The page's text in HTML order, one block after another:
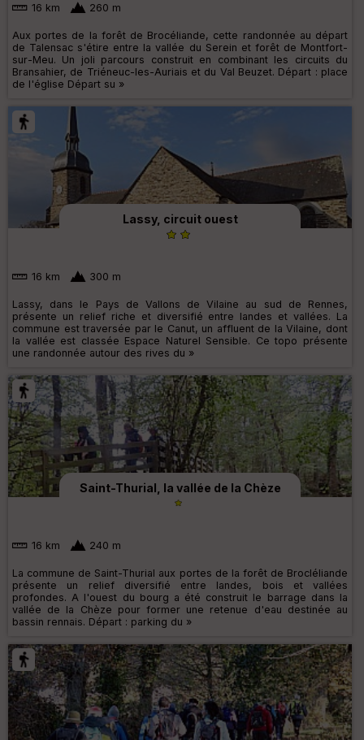
16 km 260 m
Aux portes de la forêt de Brocéliande, cette randonnée au départ
de Talensac s'étire entre la vallée du Serein et forêt de Montfort-
sur-Meu. Un joli parcours construit en combinant les circuits du
Bransahier, de Triéneuc-les-Auriais et du Val Beuzet. Départ : place
de l'église Départ su »
Lassy, circuit ouest
16 km 300 m
Lassy, dans le Pays de Vallons de Vilaine au sud de Rennes,
présente un relief riche et diversifié entre landes et vallées. La
commune est traversée par le Canut, un affluent de la Vilaine, dont
la vallée est classée Espace Naturel Sensible. Ce topo présente
une randonnée autour des rives du »
Saint-Thurial, la vallée de la Chèze
16 km 240 m
La commune de Saint-Thurial aux portes de la forêt de Brocléliande
présente un relief diversifié entre landes, bois et vallées
profondes. A l'ouest du bourg a été construit le barrage dans la
vallée de la Chèze pour former une retenue d'eau destinée au
bassin rennais. Départ : parking du »